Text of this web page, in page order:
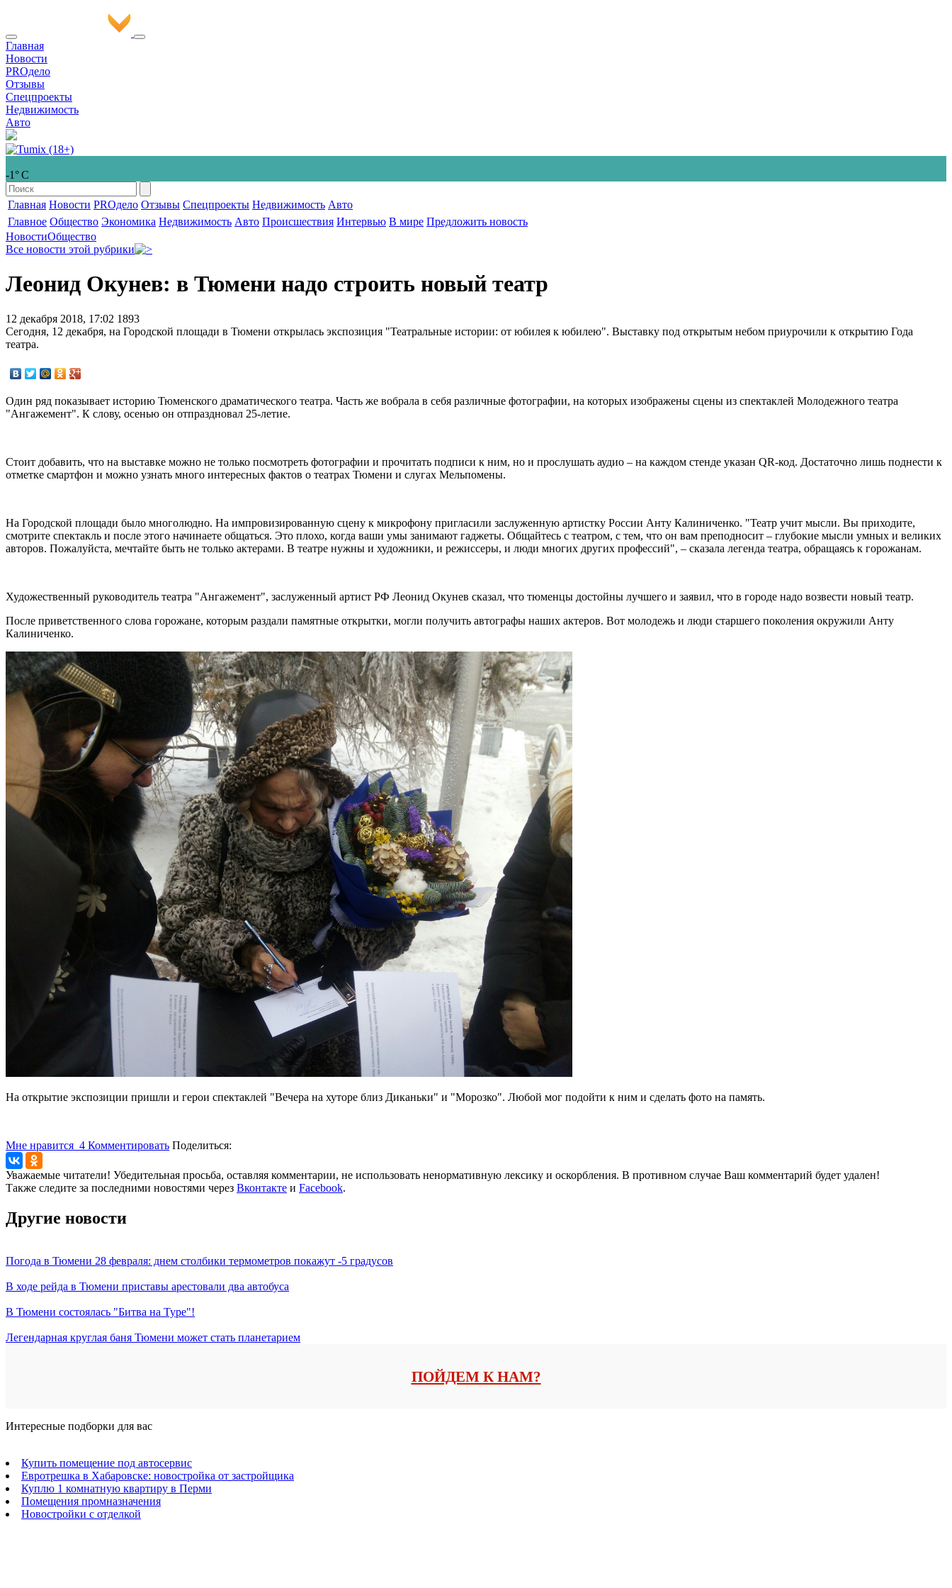
Главная
Новости
PROдело
Отзывы
Спецпроекты
Недвижимость
Авто
-1° С
Главная Новости PROдело Отзывы Спецпроекты Недвижимость Авто
Главное Общество Экономика Недвижимость Авто Происшествия Интервью В мире Предложить новость
НовостиОбщество
Все новости этой рубрики
Леонид Окунев: в Тюмени надо строить новый театр
12 декабря 2018, 17:02 1893
Сегодня, 12 декабря, на Городской площади в Тюмени открылась экспозиция "Театральные истории: от юбилея к юбилею". Выставку под открытым небом приурочили к открытию Года
театра.
Один ряд показывает историю Тюменского драматического театра. Часть же вобрала в себя различные фотографии, на которых изображены сцены из спектаклей Молодежного театра
"Ангажемент". К слову, осенью он отпраздновал 25-летие.
Стоит добавить, что на выставке можно не только посмотреть фотографии и прочитать подписи к ним, но и прослушать аудио – на каждом стенде указан QR-код. Достаточно лишь поднести к
отметке смартфон и можно узнать много интересных фактов о театрах Тюмени и слугах Мельпомены.
На Городской площади было многолюдно. На импровизированную сцену к микрофону пригласили заслуженную артистку России Анту Калиниченко. "Театр учит мысли. Вы приходите,
смотрите спектакль и после этого начинаете общаться. Это плохо, когда ваши умы занимают гаджеты. Общайтесь с театром, с тем, что он вам преподносит – глубокие мысли умных и великих
авторов. Пожалуйста, мечтайте быть не только актерами. В театре нужны и художники, и режиссеры, и люди многих других профессий", – сказала легенда театра, обращаясь к горожанам.
Художественный руководитель театра "Ангажемент", заслуженный артист РФ Леонид Окунев сказал, что тюменцы достойны лучшего и заявил, что в городе надо возвести новый театр.
После приветственного слова горожане, которым раздали памятные открытки, могли получить автографы наших актеров. Вот молодежь и люди старшего поколения окружили Анту
Калиниченко.
На открытие экспозиции пришли и герои спектаклей "Вечера на хуторе близ Диканьки" и "Морозко". Любой мог подойти к ним и сделать фото на память.
Мне нравится 4 Комментировать Поделиться:
Уважаемые читатели! Убедительная просьба, оставляя комментарии, не использовать ненормативную лексику и оскорбления. В противном случае Ваш комментарий будет удален!
Также следите за последними новостями через Вконтакте и Facebook.
Другие новости
Погода в Тюмени 28 февраля: днем столбики термометров покажут -5 градусов
В ходе рейда в Тюмени приставы арестовали два автобуса
В Тюмени состоялась "Битва на Туре"!
Легендарная круглая баня Тюмени может стать планетарием
ПОЙДЕМ К НАМ?
Интересные подборки для вас
Купить помещение под автосервис
Евротрешка в Хабаровске: новостройка от застройщика
Куплю 1 комнатную квартиру в Перми
Помещения промназначения
Новостройки с отделкой